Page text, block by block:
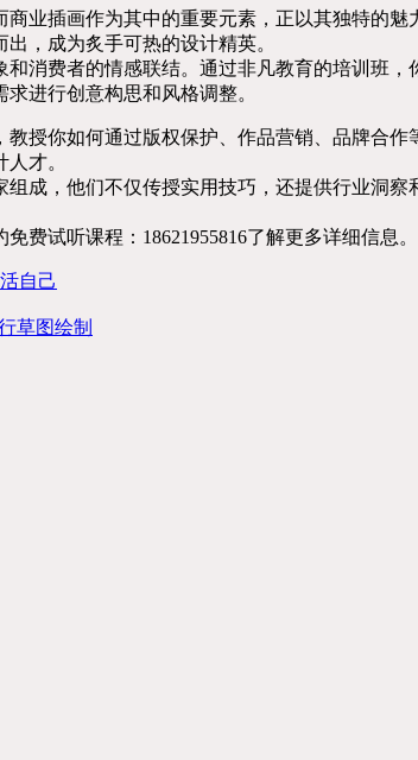
业插画作为其中的重要元素，正以其独特的
，成为炙手可热的设计精英。
消费者的情感联结。通过非凡教育的培训班
进行创意构思和风格调整。
授你如何通过版权保护、作品营销、品牌合
才。
成，他们不仅传授实用技巧，还提供行业洞
费试听课程：18621955816了解更多详细信息。
自己
草图绘制